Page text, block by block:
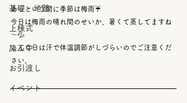
基礎・地盤
上棟式
施工中
お引渡し
イベント
あっという間に季節は梅雨☔
今日は梅雨の晴れ間のせいか、暑くて蒸してますね
～💦
こんな日は汗で体温調節がしづらいのでご注意くだ
さい。